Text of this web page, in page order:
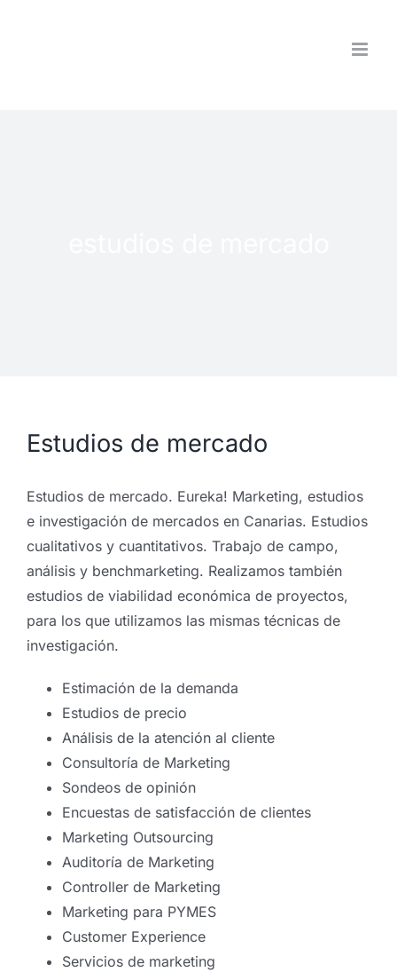
Estudios de mercado
Estudios de mercado. Eureka! Marketing, estudios
e investigación de mercados en Canarias. Estudios
cualitativos y cuantitativos. Trabajo de campo,
análisis y benchmarketing. Realizamos también
estudios de viabilidad económica de proyectos,
para los que utilizamos las mismas técnicas de
investigación.
Estimación de la demanda
Estudios de precio
Análisis de la atención al cliente
Consultoría de Marketing
Sondeos de opinión
Encuestas de satisfacción de clientes
Marketing Outsourcing
Auditoría de Marketing
Controller de Marketing
Marketing para PYMES
Customer Experience
Servicios de marketing